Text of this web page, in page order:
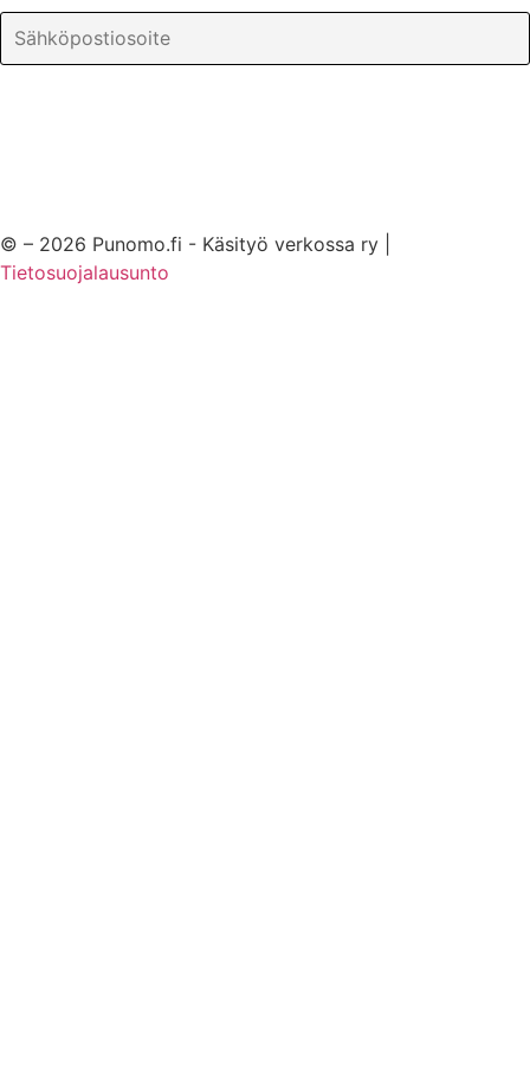
© – 2026 Punomo.fi - Käsityö verkossa ry |
Tietosuojalausunto